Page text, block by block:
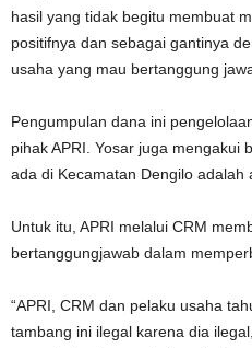
hasil yang tidak begitu membuat
positifnya dan sebagai gantinya
usaha yang mau bertanggung
Pengumpulan dana ini
pihak APRI. Yosar juga mengakui
ada di Kecamatan Dengilo adalah
Untuk itu, APRI melalui CRM
bertanggungjawab dalam
“APRI, CRM dan pelaku usaha
tambang ini ilegal karena dia